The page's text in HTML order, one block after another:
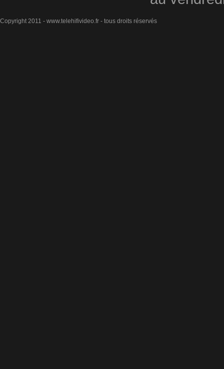
Copyright 2011 - www.telehifivideo.fr - tous droits réservés